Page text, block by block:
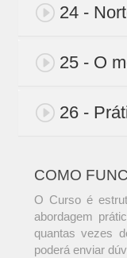
24 -
25 - O
26 -
COMO
O Curso é
abordagem
quantas vezes
poderá enviar